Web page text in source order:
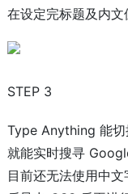
在设定完标题及内文
STEP 3
Type Anything 能切
就能实时搜寻
目前还无法使用中